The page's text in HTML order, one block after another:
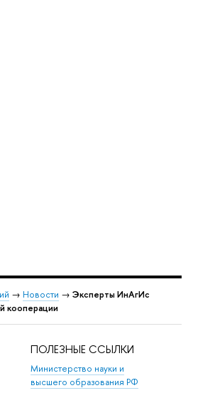
→ Новости → Эксперты ИнАгИс
кооперации
ПОЛЕЗНЫЕ ССЫЛКИ
Министерство науки и
высшего образования РФ